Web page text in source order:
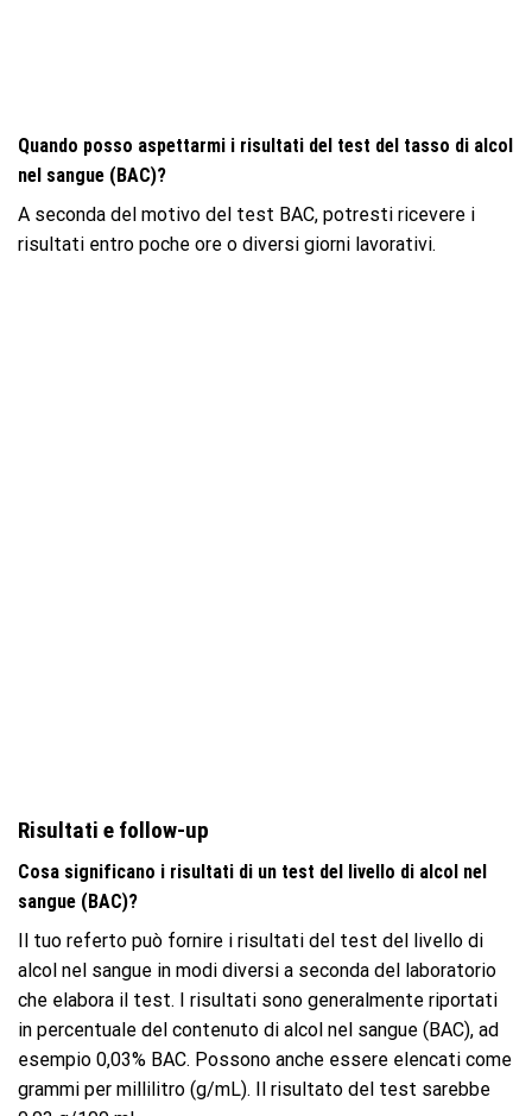
Quando posso aspettarmi i risultati del test del tasso di alcol
nel sangue (BAC)?
A seconda del motivo del test BAC, potresti ricevere i
risultati entro poche ore o diversi giorni lavorativi.
Risultati e follow-up
Cosa significano i risultati di un test del livello di alcol nel
sangue (BAC)?
Il tuo referto può fornire i risultati del test del livello di
alcol nel sangue in modi diversi a seconda del laboratorio
che elabora il test. I risultati sono generalmente riportati
in percentuale del contenuto di alcol nel sangue (BAC), ad
esempio 0,03% BAC. Possono anche essere elencati come
grammi per millilitro (g/mL). Il risultato del test sarebbe